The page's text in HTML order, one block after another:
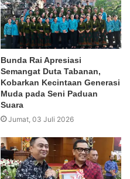
Bunda Rai Apresiasi
Semangat Duta Tabanan,
Kobarkan Kecintaan Generasi
Muda pada Seni Paduan
Suara
Jumat, 03 Juli 2026